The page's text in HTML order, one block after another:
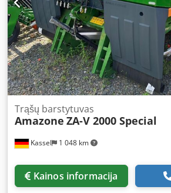
Kassel 1 048 km
Trąšų barstytuvas
Amazone ZA-V 2000 Special
Kainos informacija